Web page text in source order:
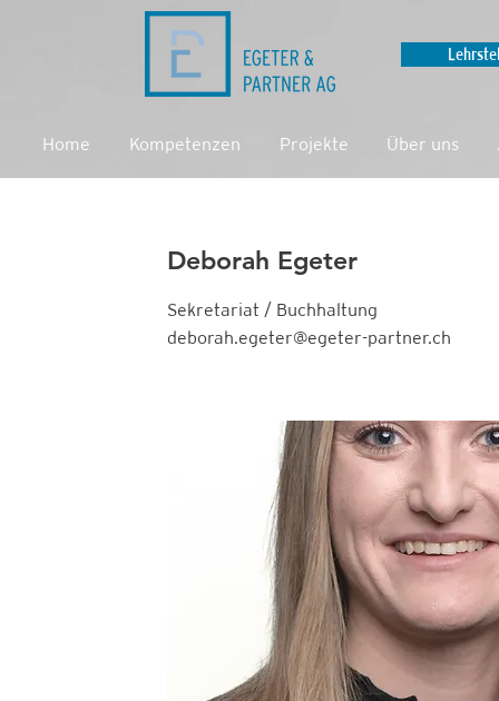
Home Kompetenzen Projekte Über uns
Deborah Egeter
Sekretariat / Buchhaltung
deborah.egeter@egeter-partner.ch